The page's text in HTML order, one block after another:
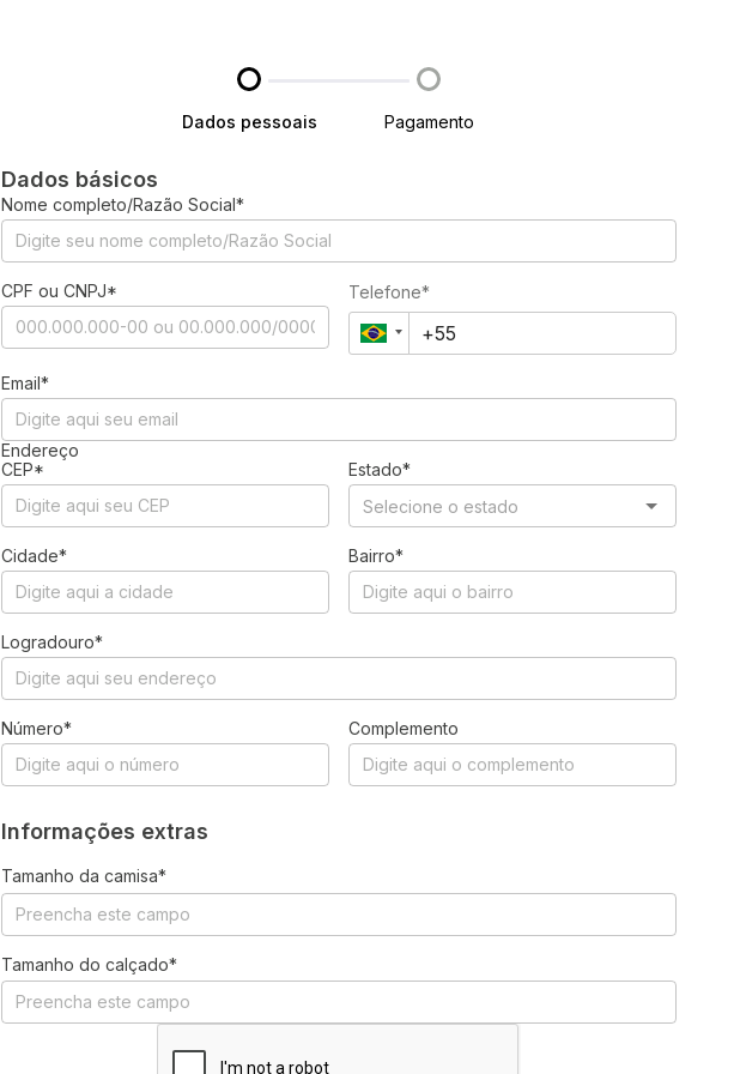
Dados pessoais Pagamento
Dados básicos
Nome completo/Razão Social*
CPF ou CNPJ* Telefone*
Email*
Endereço
CEP*
Estado*
Cidade* Bairro*
Logradouro*
Número* Complemento
Informações extras
Tamanho da camisa*
Tamanho do calçado*